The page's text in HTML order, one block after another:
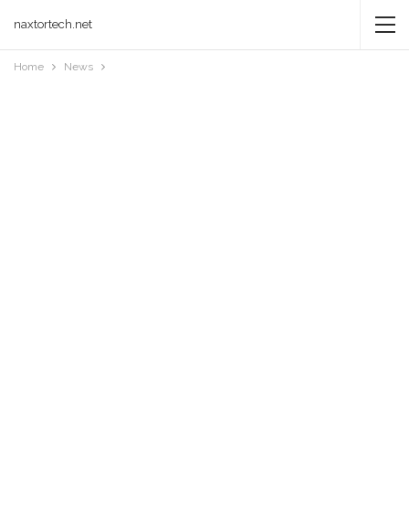
naxtortech.net
Home News